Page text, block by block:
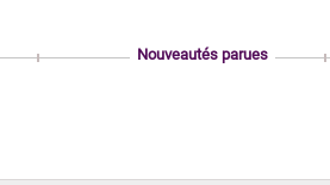
Nouveautés parues